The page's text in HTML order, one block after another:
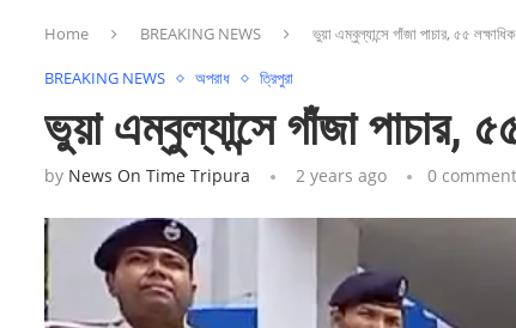
Home BREAKING NEWS ভুয়া এম্বুল্যান্সে গাঁজা পাচার, ৫৫
BREAKING NEWS অপরাধ ত্রিপুরা
ভুয়া এম্বুল্যান্সে গাঁজা পাচার,
by News On Time Tripura 2 years ago 0 comment